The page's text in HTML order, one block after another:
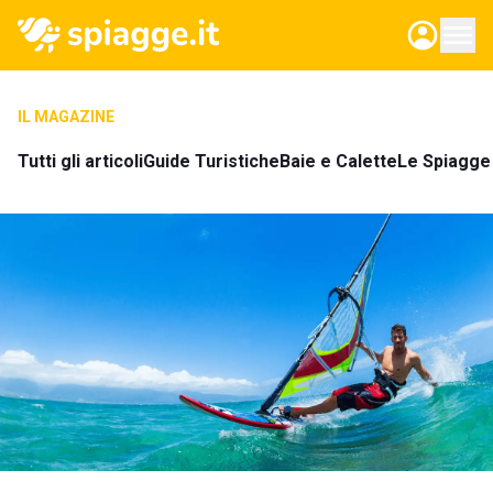
IL MAGAZINE
Tutti gli articoliGuide TuristicheBaie e CaletteLe